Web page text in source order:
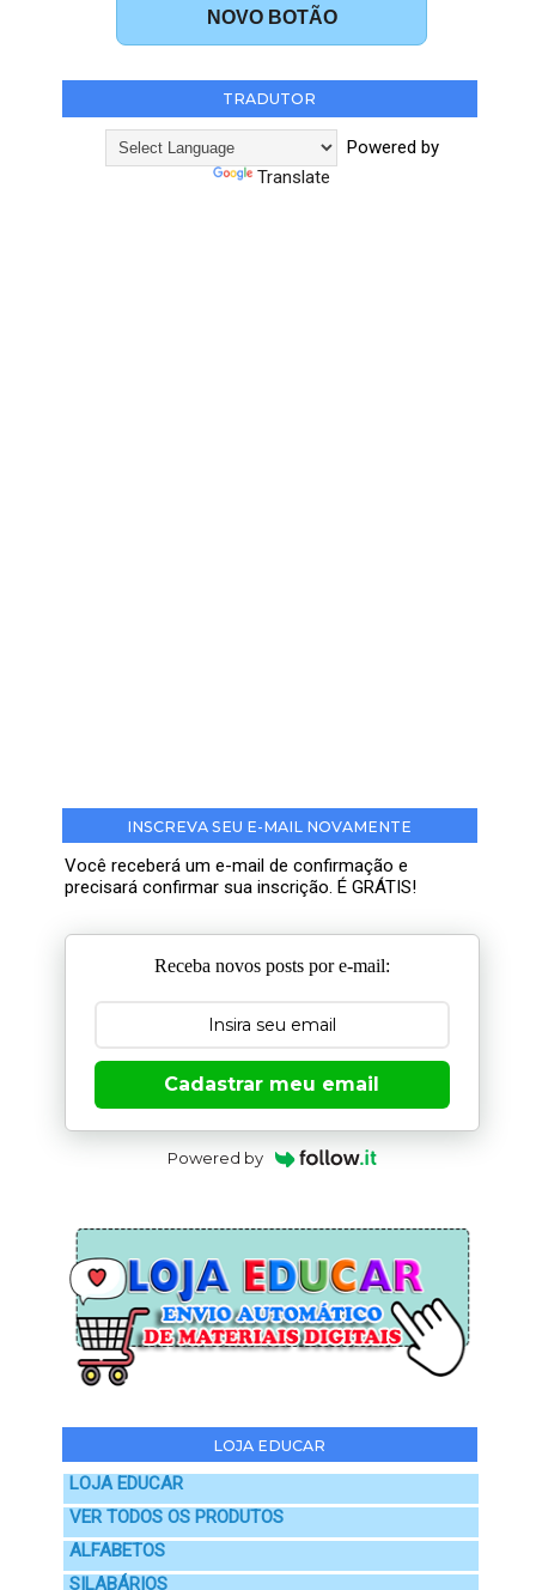
NOVO BOTÃO
TRADUTOR
Powered by
Translate
INSCREVA SEU E-MAIL NOVAMENTE
Você receberá um e-mail de confirmação e
precisará confirmar sua inscrição. É GRÁTIS!
Receba novos posts por e-mail:
Cadastrar meu email
Powered by
LOJA EDUCAR
LOJA EDUCAR
VER TODOS OS PRODUTOS
ALFABETOS
SILABÁRIOS